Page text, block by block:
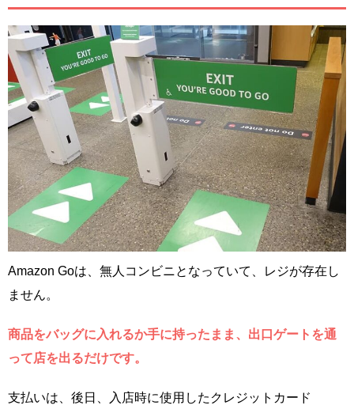
Amazon Goは、無人コンビニとなっていて、レジが存在し
ません。
商品をバッグに入れるか手に持ったまま、出口ゲートを通
って店を出るだけです。
支払いは、後日、入店時に使用したクレジットカード